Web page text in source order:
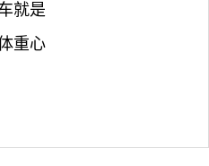
就是
重心